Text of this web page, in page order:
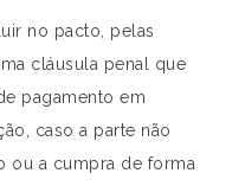
no pacto, pelas
cláusula penal que
pagamento em
caso a parte não
ou a cumpra de forma